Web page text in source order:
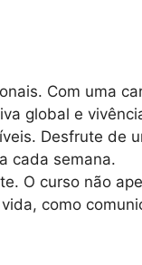
Com uma
global e
Desfrute de
cada semana.
O curso não
como